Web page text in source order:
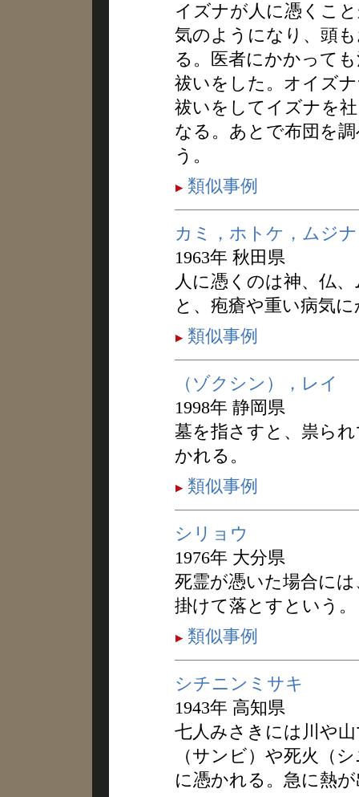
イズナが人に憑くこ
気のようになり、頭
る。医者にかかって
祓いをした。オイズ
祓いをしてイズナを
なる。あとで布団を
う。
類似事例
カミ，ホトケ，ムジ
1963年 秋田県
人に憑くのは神、仏
と、疱瘡や重い病気
類似事例
（ゾクシン），レイ
1998年 静岡県
墓を指さすと、祟ら
かれる。
類似事例
シリョウ
1976年 大分県
死霊が憑いた場合に
掛けて落とすという。
類似事例
シチニンミサキ
1943年 高知県
七人みさきには川や
（サンビ）や死火（
に憑かれる。急に熱